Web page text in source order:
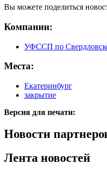
Вы можете поделиться
Компании:
УФССП по
Места:
Екатеринбург
закрытие
Версия для печати:
Новости
Лента новостей